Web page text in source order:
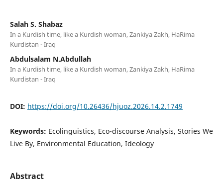
Salah S. Shabaz
In a Kurdish time, like a Kurdish woman, Zankiya Zakh, HaRima
Kurdistan - Iraq
Abdulsalam N.Abdullah
In a Kurdish time, like a Kurdish woman, Zankiya Zakh, HaRima
Kurdistan - Iraq
DOI: https://doi.org/10.26436/hjuoz.2026.14.2.1749
Keywords: Ecolinguistics, Eco-discourse Analysis, Stories We
Live By, Environmental Education, Ideology
Abstract